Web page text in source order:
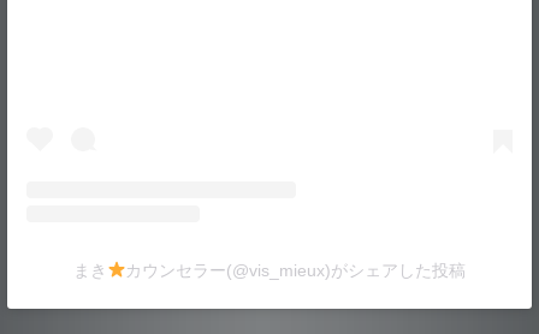
まき カウンセラー(@vis_mieux)がシェアした投稿